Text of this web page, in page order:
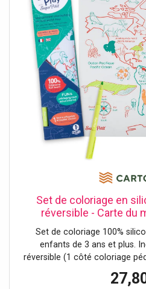
Set de coloriage en
réversible - Carte du
Set de coloriage 100%
enfants de 3 ans et plus.
réversible (1 côté coloriage
libre) et 1 feutre. - Dimensions
- Non poreux et antibactérien